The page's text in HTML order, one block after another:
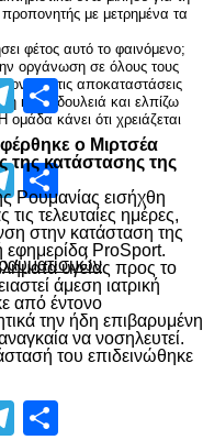
με μετρημένα τα
φέτος αυτό το φαινόμενο;
οργάνωση σε όλους τους
στις αποκαταστάσεις
καλή δουλειά και ελπίζω
κάνει ότι χρειάζεται
Telegram
Telegram
ο Μιρτσέα
της κατάστασης της
Ρουμανίας εισήχθη
τελευταίες ημέρες,
στην κατάσταση της
εφημερίδα ProSport.
υγείας προς το
άμεση ιατρική
από έντονο
την ήδη επιβαρυμένη
να νοσηλευτεί.
του επιδεινώθηκε
Telegram